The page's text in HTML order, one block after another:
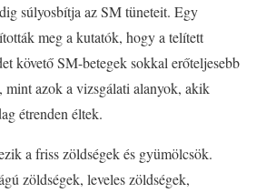
súlyosbítja az SM tüneteit. Egy
meg a kutatók, hogy a telített
követő SM-betegek sokkal erőteljesebb
mint azok a vizsgálati alanyok, akik
étrenden éltek.
a friss zöldségek és gyümölcsök.
zöldségek, leveles zöldségek,